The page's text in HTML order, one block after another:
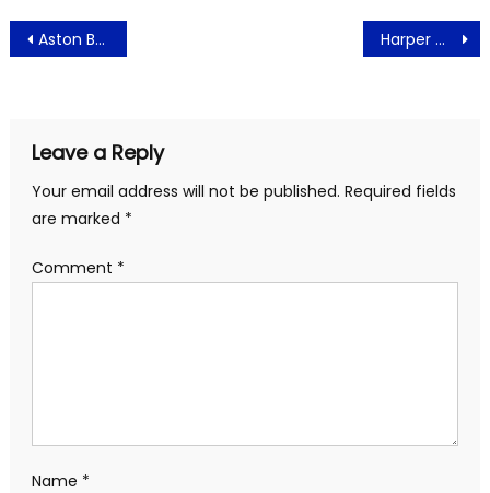
Post
navigation
Aston Bogor Hotel & Resto Hadirkan Citarasa Japanese Katsu Seaweed Curry Rice Harper MT Haryono Berikan Ragam Penawaran Menarik Bagi Karyawan BUMN
Leave a Reply
Your email address will not be published. Required fields
are marked *
Comment *
Name *